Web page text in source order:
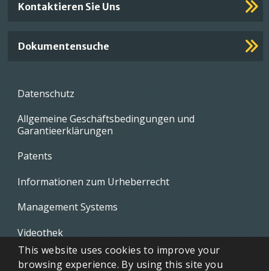
Kontaktieren Sie Uns
Dokumentensuche
Footer
Datenschutz
Allgemeine Geschäftsbedingungen und
Garantieerklärungen
Patents
Informationen zum Urheberrecht
Management Systems
Videothek
Whistleblowing Policies
This website uses cookies to improve your
browsing experience. By using this site you